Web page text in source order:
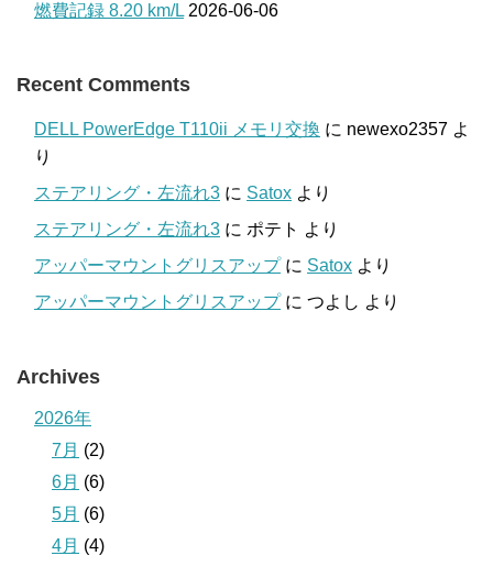
燃費記録 8.20 km/L 2026-06-06
Recent Comments
DELL PowerEdge T110ii メモリ交換 に newexo2357 よ
り
ステアリング・左流れ3 に Satox より
ステアリング・左流れ3 に ポテト より
アッパーマウントグリスアップに Satox より
アッパーマウントグリスアップに つよし より
Archives
2026年
7月 (2)
6月 (6)
5月 (6)
4月 (4)